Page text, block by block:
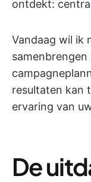
ontdekt:
Vandaag wil ik
resultaten kan
ervaring van
De